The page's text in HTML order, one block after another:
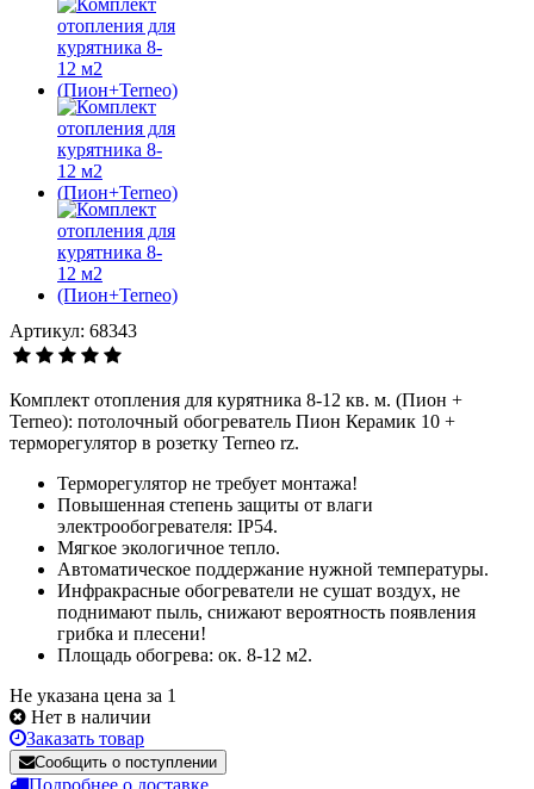
Артикул: 68343
Комплект отопления для курятника 8-12 кв. м. (Пион +
Terneo): потолочный обогреватель Пион Керамик 10 +
терморегулятор в розетку Terneo rz.
Терморегулятор не требует монтажа!
Повышенная степень защиты от влаги
электрообогревателя: IP54.
Мягкое экологичное тепло.
Автоматическое поддержание нужной температуры.
Инфракрасные обогреватели не сушат воздух, не
поднимают пыль, снижают вероятность появления
грибка и плесени!
Площадь обогрева: ок. 8-12 м2.
Не указана цена за 1
Нет в наличии
Заказать товар
Сообщить о поступлении